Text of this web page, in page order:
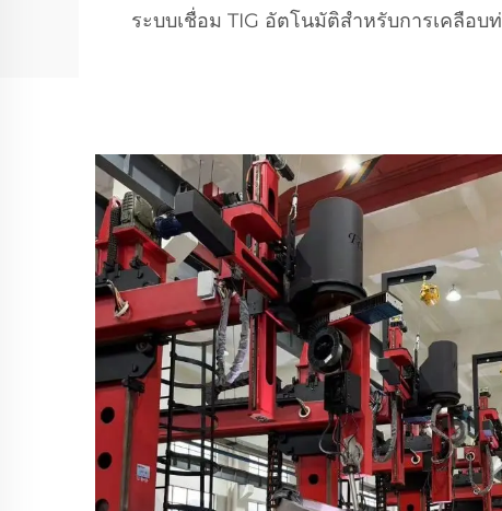
ระบบเชื่อม TIG อัตโนมัติสำหรับการเคลือ